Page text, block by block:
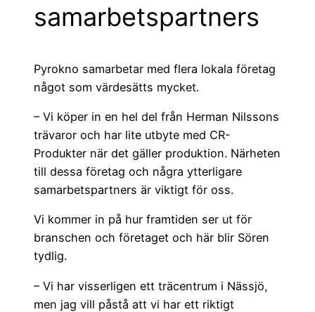
samarbetspartners
Pyrokno samarbetar med flera lokala företag
något som värdesätts mycket.
– Vi köper in en hel del från Herman Nilssons
trävaror och har lite utbyte med CR-
Produkter när det gäller produktion. Närheten
till dessa företag och några ytterligare
samarbetspartners är viktigt för oss.
Vi kommer in på hur framtiden ser ut för
branschen och företaget och här blir Sören
tydlig.
– Vi har visserligen ett träcentrum i Nässjö,
men jag vill påstå att vi har ett riktigt